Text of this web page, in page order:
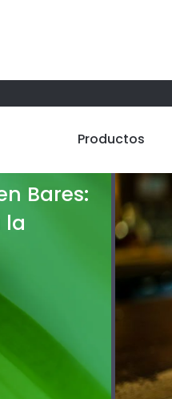
Productos
Bares:
la